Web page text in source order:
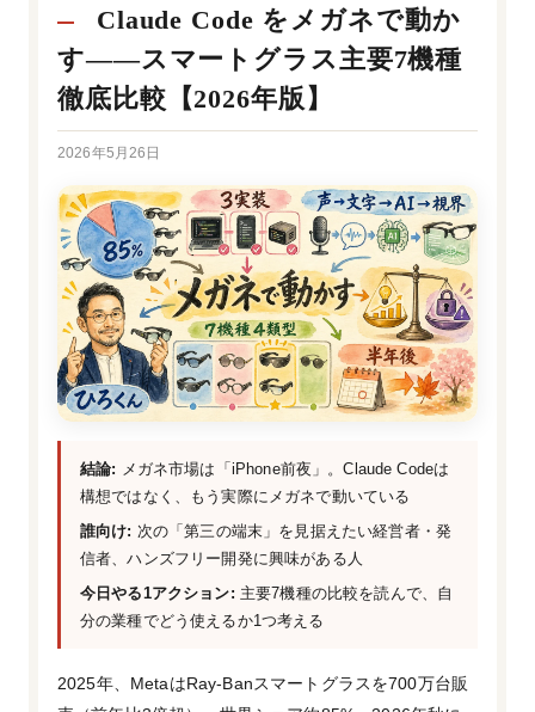
Claude Code をメガネで動か
す——スマートグラス主要7機種
徹底比較【2026年版】
2026年5月26日
結論: メガネ市場は「iPhone前夜」。Claude Codeは
構想ではなく、もう実際にメガネで動いている
誰向け: 次の「第三の端末」を見据えたい経営者・発
信者、ハンズフリー開発に興味がある人
今日やる1アクション: 主要7機種の比較を読んで、自
分の業種でどう使えるか1つ考える
2025年、MetaはRay-Banスマートグラスを700万台販